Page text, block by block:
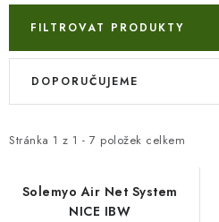
FILTROVAT PRODUKTY
V
i
Stránka 1 z 1 - 7 položek celkem
Ř
e
DOPORUČUJEME
Solemyo Air Net System
NICE IBW